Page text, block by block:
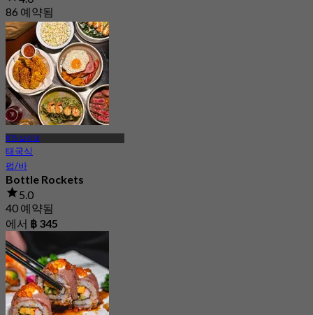
86 예약됨
에서฿ 1,650
BTS 살라댕
태국식
펍/바
Bottle Rockets
5.0
40 예약됨
에서 ฿ 345